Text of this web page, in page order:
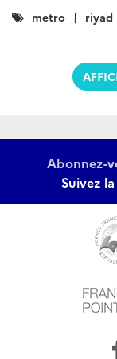
Catégories
metro riyad
Abonnez-
Suivez